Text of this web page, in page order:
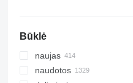
Būklė
naujas
naudotos